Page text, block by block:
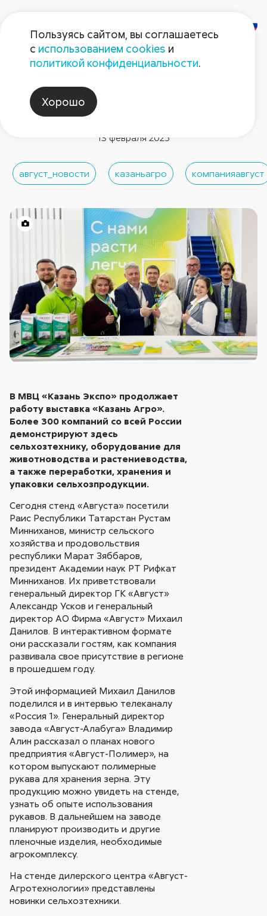
Новости компании
Продолжается выставка
«Казань Агро»
13 февраля 2025
август_новости казаньагро компанияавгуст
В МВЦ «Казань Экспо» продолжает
работу выставка «Казань Агро».
Более 300 компаний со всей России
демонстрируют здесь
сельхозтехнику, оборудование для
животноводства и растениеводства,
а также переработки, хранения и
упаковки сельхозпродукции.
Сегодня стенд «Августа» посетили
Раис Республики Татарстан Рустам
Минниханов, министр сельского
хозяйства и продовольствия
республики Марат Зяббаров,
президент Академии наук РТ Рифкат
Минниханов. Их приветствовали
генеральный директор ГК «Август»
Александр Усков и генеральный
директор АО Фирма «Август» Михаил
Данилов. В интерактивном формате
они рассказали гостям, как компания
развивала свое присутствие в регионе
в прошедшем году.
Этой информацией Михаил Данилов
поделился и в интервью телеканалу
«Россия 1». Генеральный директор
завода «Август-Алабуга» Владимир
Алин рассказал о планах нового
предприятия «Август-Полимер», на
котором выпускают полимерные
рукава для хранения зерна. Эту
продукцию можно увидеть на стенде,
узнать об опыте использования
рукавов. В дальнейшем на заводе
планируют производить и другие
пленочные изделия, необходимые
агрокомплексу.
На стенде дилерского центра «Август-
Агротехнологии» представлены
новинки сельхозтехники.
Пользуясь сайтом, вы соглашаетесь
с использованием cookies и
политикой конфиденциальности.
Хорошо